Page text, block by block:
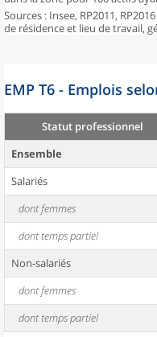
Sources : Insee, RP2011,
de résidence et lieu de travail,
EMP T6 - Emplois
Statut professionnel
Ensemble
Salariés
dont femmes
dont temps partiel
Non-salariés
dont femmes
dont temps partiel